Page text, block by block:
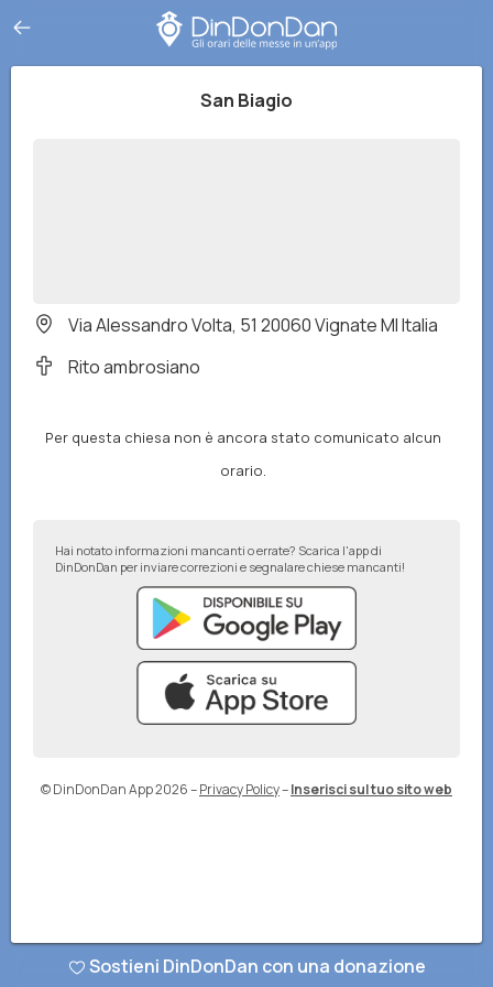
San Biagio
Via Alessandro Volta, 51 20060 Vignate MI Italia
Rito ambrosiano
Per questa chiesa non è ancora stato comunicato alcun
orario.
Hai notato informazioni mancanti o errate? Scarica l'app di
DinDonDan per inviare correzioni e segnalare chiese mancanti!
© DinDonDan App 2026–Privacy Policy–Inserisci sul tuo sito web
Sostieni DinDonDan con una donazione